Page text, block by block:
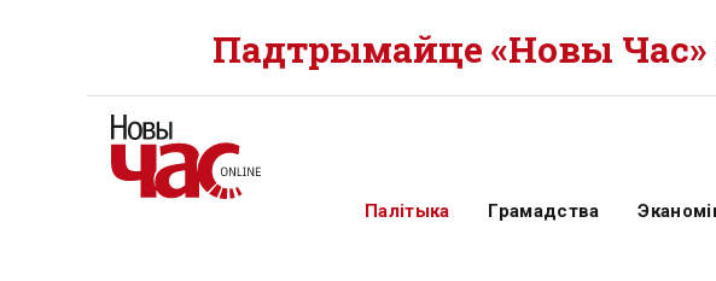
Падтрымайце «Новы Час»
Палітыка Грамадства